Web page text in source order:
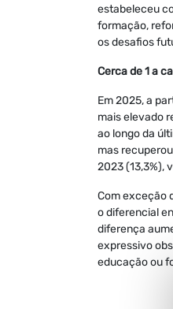
estabeleceu
formação,
os desafios
Cerca de 1 a
Em 2025, a
mais elevado
ao longo da
mas
2023 (13,3%),
Com exceção
o diferencial
diferença
expressivo
educação ou